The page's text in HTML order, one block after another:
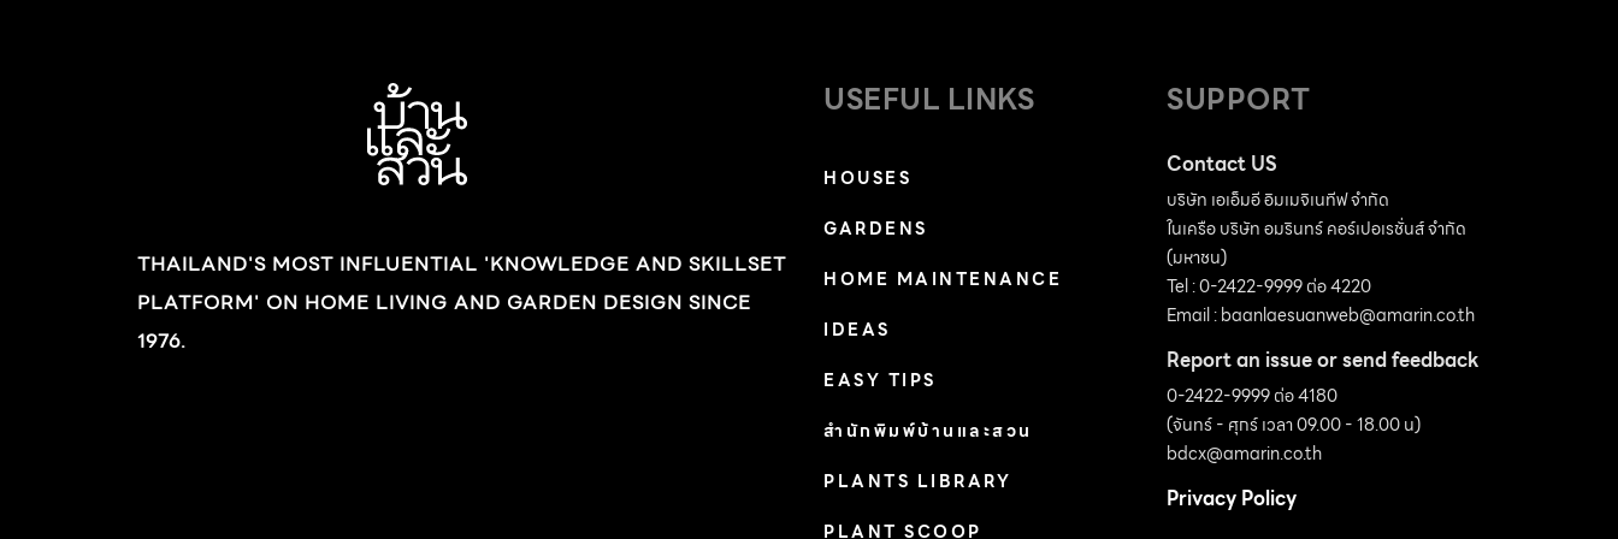
วิ่งเล่นซ่อนแอบกันอีกด้วย คุณมิ้นเล่าว่า “แต่ก่อน
ทำงานเป็นไกด์ ต้องพาฝรั่งเที่ยวบ่อยๆ ทั้งเมือง
ไทยบ้าง ต่างประเทศบ้าง พอเริ่มอยู่กับฝรั่งเยอะๆ
เข้า เราก็เริ่มมองเหมือนฝรั่ง อย่างเช่นเมื่อก่อนตอน
เคยเห็นมันสวยเลย หรือที่บ้านทำสวนผัก เวลา แม่
ให้ไปเก็บผักก็ไม่รู้สึกอะไร แต่พอได้ทำทัวร์พาฝรั่งไป
ชมสวนผักของชาวบ้านบ่อยๆ เริ่มมองว่าสวนผัก
THAILAND'S MOST INFLUENTIAL 'KNOWLEDGE AND SKILLSET
PLATFORM' ON HOME LIVING AND GARDEN DESIGN SINCE
1976.
USEFUL LINKS
HOUSES
GARDENS
HOME MAINTENANCE
IDEAS
EASY TIPS
สำนักพิมพ์บ้านและสวน
PLANTS LIBRARY
PLANT SCOOP
SUPPORT
Contact US
บริษัท เอเอ็มอี อิมเมจิเนทีฟ จำกัด
ในเครือ บริษัท อมรินทร์ คอร์เปอเรชั่นส์ จำกัด
(มหาชน)
Tel : 0-2422-9999 ต่อ 4220
Email :baanlaesuanweb@amarin.co.th
Report an issue or send feedback
0-2422-9999 ต่อ 4180
(จันทร์ - ศุกร์ เวลา 09.00 - 18.00 น)
bdcx@amarin.co.th
Privacy Policy